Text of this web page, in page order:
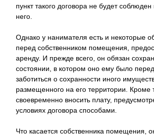
пункт такого договора не будет
него.
Однако у нанимателя есть и некоторые
перед собственником помещения,
аренду. И прежде всего, он обязан
состоянии, в котором оно ему было
заботиться о сохранности иного
размещенного на его территории. Кроме
своевременно вносить плату,
условиях договора способами.
Что касается собственника помещения,